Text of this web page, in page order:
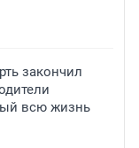
закончил
всю жизнь